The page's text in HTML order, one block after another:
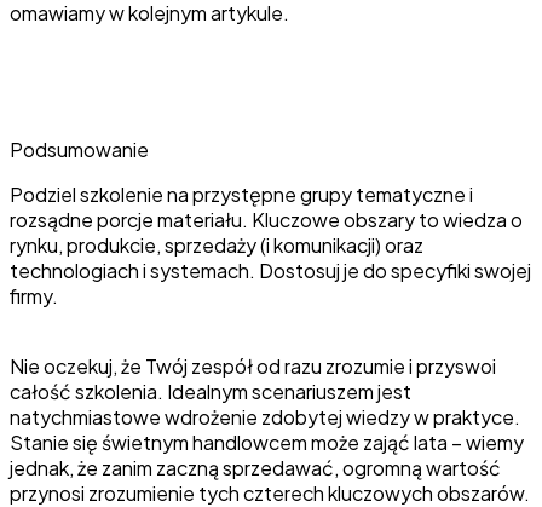
omawiamy w kolejnym artykule.
Podsumowanie
Podziel szkolenie na przystępne grupy tematyczne i
rozsądne porcje materiału. Kluczowe obszary to wiedza o
rynku, produkcie, sprzedaży (i komunikacji) oraz
technologiach i systemach. Dostosuj je do specyfiki swojej
firmy.
Nie oczekuj, że Twój zespół od razu zrozumie i przyswoi
całość szkolenia. Idealnym scenariuszem jest
natychmiastowe wdrożenie zdobytej wiedzy w praktyce.
Stanie się świetnym handlowcem może zająć lata – wiemy
jednak, że zanim zaczną sprzedawać, ogromną wartość
przynosi zrozumienie tych czterech kluczowych obszarów.